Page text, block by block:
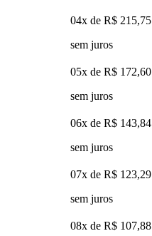
04x de R$ 215,75
sem juros
05x de R$ 172,60
sem juros
06x de R$ 143,84
sem juros
07x de R$ 123,29
sem juros
08x de R$ 107,88